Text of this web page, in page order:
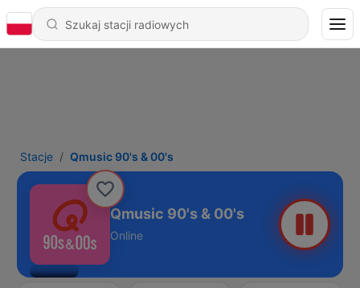
Stacje Qmusic 90's & 00's
Qmusic 90's & 00's
Online